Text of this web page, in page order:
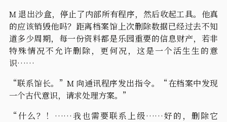
M 退出沙盒，停止了内部所有程序，然后收起工具。他真
的应该销毁他吗？距离档案馆上次删除数据已经过去不知
道多少周期，每一份资料都是乐园重要的信息财产，若非
特殊情况不允许删除，更何况，这是一个活生生的意
识……
“联系馆长。”M 向通讯程序发出指令。“在档案中发现
一个古代意识，请求处理方案。”
“什么？！……我也需要联系上级……好的，删除它